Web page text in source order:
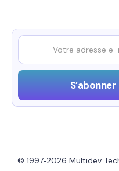
© 1997‑2026 Multidev